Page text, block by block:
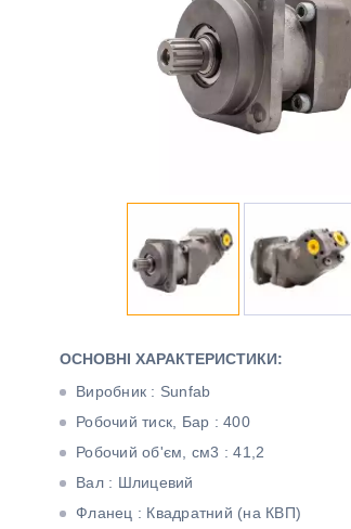
ОСНОВНІ ХАРАКТЕРИСТИКИ:
Виробник : Sunfab
Робочий тиск, Бар : 400
Робочий об'єм, см3 : 41,2
Вал : Шлицевий
Фланец : Квадратний (на КВП)